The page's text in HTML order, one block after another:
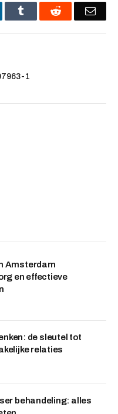
Tumblr Reddit
1
Amsterdam
en effectieve
de sleutel tot
relaties
behandeling: alles